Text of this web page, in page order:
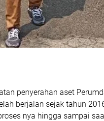
penyerahan aset
berjalan sejak tahun
nya hingga sampai